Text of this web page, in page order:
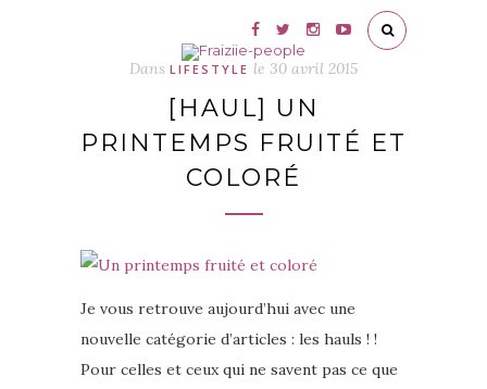
Dans LIFESTYLE le 30 avril 2015
[HAUL] UN
PRINTEMPS FRUITÉ ET
COLORÉ
Je vous retrouve aujourd’hui avec une
nouvelle catégorie d’articles : les hauls ! !
Pour celles et ceux qui ne savent pas ce que